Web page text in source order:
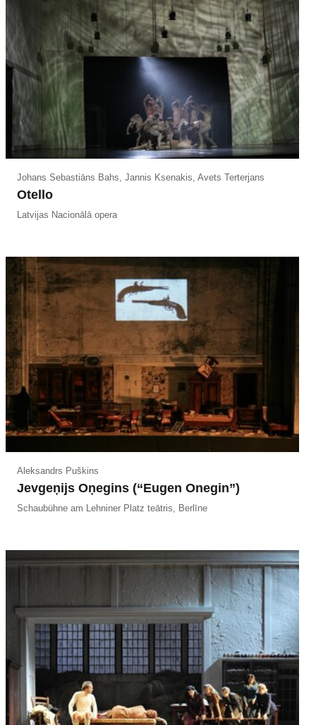
Johans Sebastiāns Bahs, Jannis Ksenakis, Avets Terterjans
Otello
Latvijas Nacionālā opera
Aleksandrs Puškins
Jevgeņijs Oņegins (“Eugen Onegin”)
Schaubühne am Lehniner Platz teātris, Berlīne